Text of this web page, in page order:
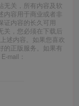
无关，所有内容及软
内容用于商业或者非
证内容的长久可用
关，您必须在下载后
述内容。如果您喜欢
的正版服务。如果有
mail：